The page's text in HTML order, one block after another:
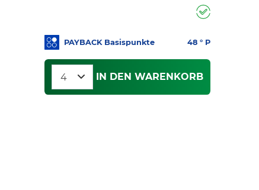
PAYBACK Basispunkte 48 ° P
IN DEN WARENKORB